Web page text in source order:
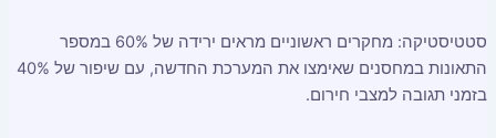
סטטיסטיקה: מחקרים ראשוניים מראים ירידה של 60% במספר
התאונות במחסנים שאימצו את המערכת החדשה, עם שיפור של 40%
בזמני תגובה למצבי חירום.